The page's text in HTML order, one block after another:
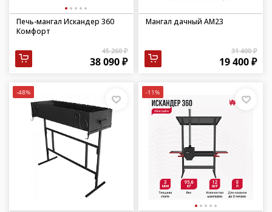
Печь-мангал Искандер 360
Комфорт
45 260 ₽
38 090 ₽
Мангал дачный АМ23
31 400 ₽
19 400 ₽
-48% -11%